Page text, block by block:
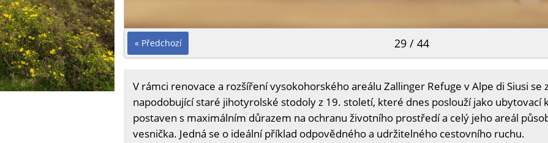
« Předchozí 29 / 44
V rámci renovace a rozšíření vysokohorského areálu Zallinger Refuge v Alpe di Siusi
napodobující staré jihotyrolské stodoly z 19. století, které dnes poslouží jako ubytovací
postaven s maximálním důrazem na ochranu životního prostředí a celý jeho areál
vesnička. Jedná se o ideální příklad odpovědného a udržitelného cestovního ruchu.